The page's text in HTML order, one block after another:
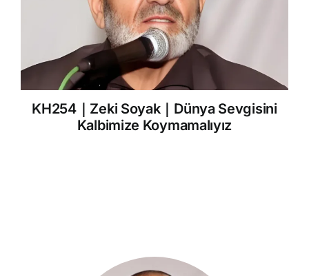
KH254｜Zeki Soyak｜Dünya Sevgisini
Kalbimize Koymamalıyız